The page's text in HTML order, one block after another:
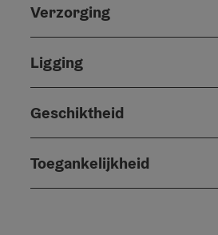
Verzorging
Ligging
Geschiktheid
Toegankelijkheid